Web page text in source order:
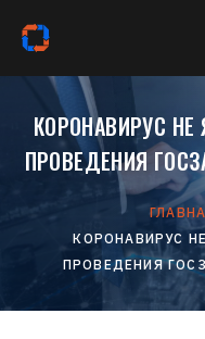
КОРОНАВИРУС
ПРОВЕДЕНИЯ
КОРОНАВИРУС
ПРОВЕДЕНИЯ